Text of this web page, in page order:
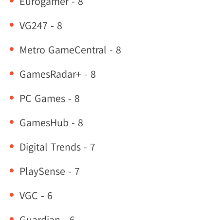
VG247 - 8
Metro GameCentral - 8
GamesRadar+ - 8
PC Games - 8
GamesHub - 8
Digital Trends - 7
PlaySense - 7
VGC - 6